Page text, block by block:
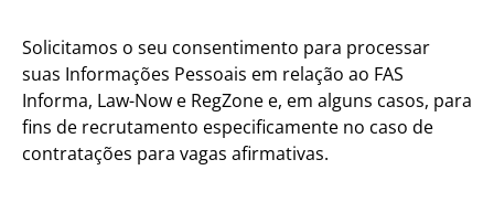
Solicitamos o seu consentimento para processar
suas Informações Pessoais em relação ao FAS
Informa, Law-Now e RegZone e, em alguns casos, para
fins de recrutamento especificamente no caso de
contratações para vagas afirmativas.